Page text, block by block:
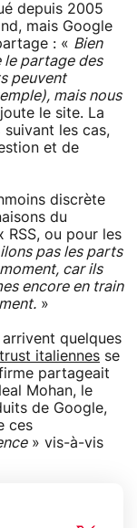
depuis 2005
mais Google
: « Bien
le partage des
peuvent
mais nous
le site. La
les cas,
et de
discrète
du
RSS, ou pour les
pas les parts
car ils
encore en train
»
quelques
italiennes se
partageait
Mohan, le
de Google,
ces
» vis-à-vis